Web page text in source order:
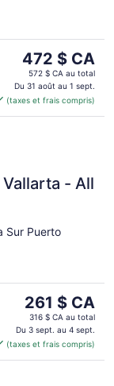
Le
prix
est
de 472 $ CA
par
472 $ CA
572 $ CA au total
Du 31 août au 1 sept.
(taxes et frais compris)
- All
Sur Puerto
Le
prix
est
de 261 $ CA
par
261 $ CA
316 $ CA au total
Du 3 sept. au 4 sept.
(taxes et frais compris)